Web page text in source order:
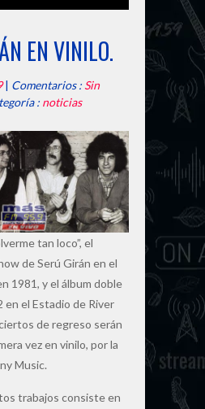
EN VINILO.
| Comentarios : Sin
: noticias
tan loco”, el
de Serú Girán en el
1981, y el álbum doble
en el Estadio de River
de regreso serán
vez en vinilo, por la
Music.
trabajos consiste en